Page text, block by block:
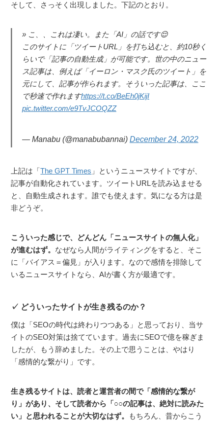
そして、さっそく出現しました。下記のとおり。
こ、、これは凄い。また「AI」の話です😌
このサイトに「ツイートURL」を打ち込むと、約10秒く
らいで「記事の自動生成」が可能です。世の中のニュー
ス記事は、例えば「イーロン・マスク氏のツイート」を
元にして、記事が作られます。そういった記事は、ここ
で秒速で作れますhttps://t.co/BeEh0jKijI
pic.twitter.com/e9TvJCOQZZ
— Manabu (@manabubannai) December 24, 2022
上記は「The GPT Times 」というニュースサイトですが、
記事が自動化されています。ツイートURLを読み込ませる
と、自動生成されます。誰でも使えます。気になる方は是
非どうぞ。
こういった感じで、どんどん「ニュースサイトの無人化」
が進むはず。 なぜなら人間がライティングをすると、そこ
に「バイアス＝偏見」が入ります。なので感情を排除して
いるニュースサイトなら、AIが書く方が最適です。
どういったサイトが生き残るのか？
僕は「SEOの時代は終わりつつある」と思っており、当サ
イトのSEO対策は捨てています。過去にSEOで億を稼ぎま
したが、もう辞めました。その上で思うことは、やはり
「感情的な繋がり」です。
生き残るサイトは、読者と運営者の間で「感情的な繋が
り」があり、そして読者から「○○の記事は、絶対に読みた
い」と思われることが大切なはず。
もちろん、昔からこう